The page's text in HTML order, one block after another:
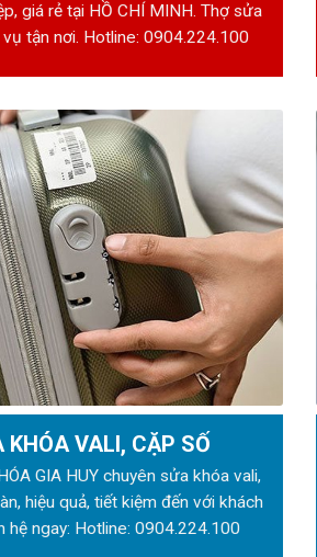
giá rẻ tại HỒ CHÍ MINH. Thợ sửa
tận nơi. Hotline:0904.224.100
KHÓA VALI, CẶP SỐ
GIA HUY chuyên sửa khóa vali,
hiệu quả, tiết kiệm đến với khách
hệ ngay: Hotline:0904.224.100